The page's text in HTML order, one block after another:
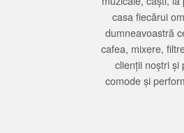
casa fiecărui
dumneavoastră
cafea, mixere,
clienții noștri și
comode și